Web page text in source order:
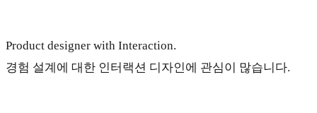
Product designer with Interaction.
경험 설계에 대한 인터랙션 디자인에 관심이 많습니다.